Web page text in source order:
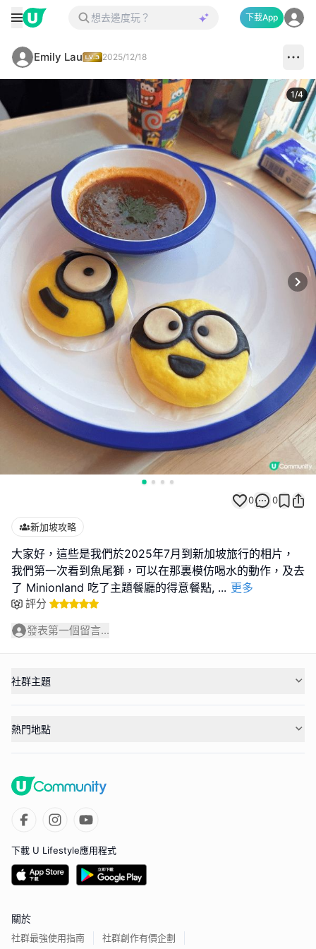
下載App
Emily Lau 2025/12/18
1/4
0 0
新加坡攻略
大家好，這些是我們於2025年7月到新加坡旅行的相片，
我們第一次看到魚尾獅，可以在那裏模仿喝水的動作，及去
了 Minionland 吃了主題餐廳的得意餐點, ... 更多
評分
發表第一個留言...
社群主題
熱門地點
下載 U Lifestyle應用程式
關於
社群最強使用指南 社群創作有價企劃